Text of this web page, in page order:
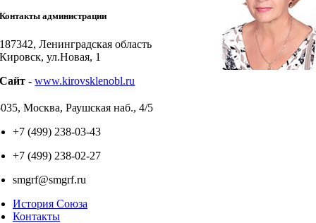
Контакты администрации
187342, Ленинградская область
Кировск, ул.Новая, 1
Cайт - www.kirovsklenobl.ru
Москва, Раушская наб., 4/5
+7 (499) 238-03-43
+7 (499) 238-02-27
smgrf@smgrf.ru
История Союза
Контакты